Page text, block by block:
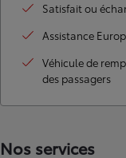
Satisfait ou
Assistance
Véhicule de
des passagers
Nos services